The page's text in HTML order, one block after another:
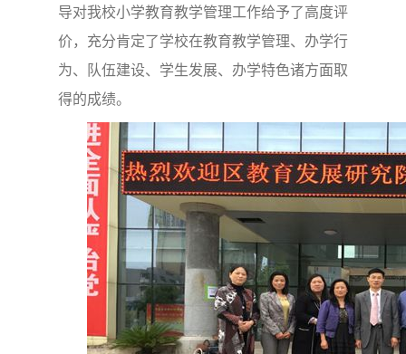
导对我校小学教育教学管理工作给予了高度评
价，充分肯定了学校在教育教学管理、办学行
为、队伍建设、学生发展、办学特色诸方面取
得的成绩。